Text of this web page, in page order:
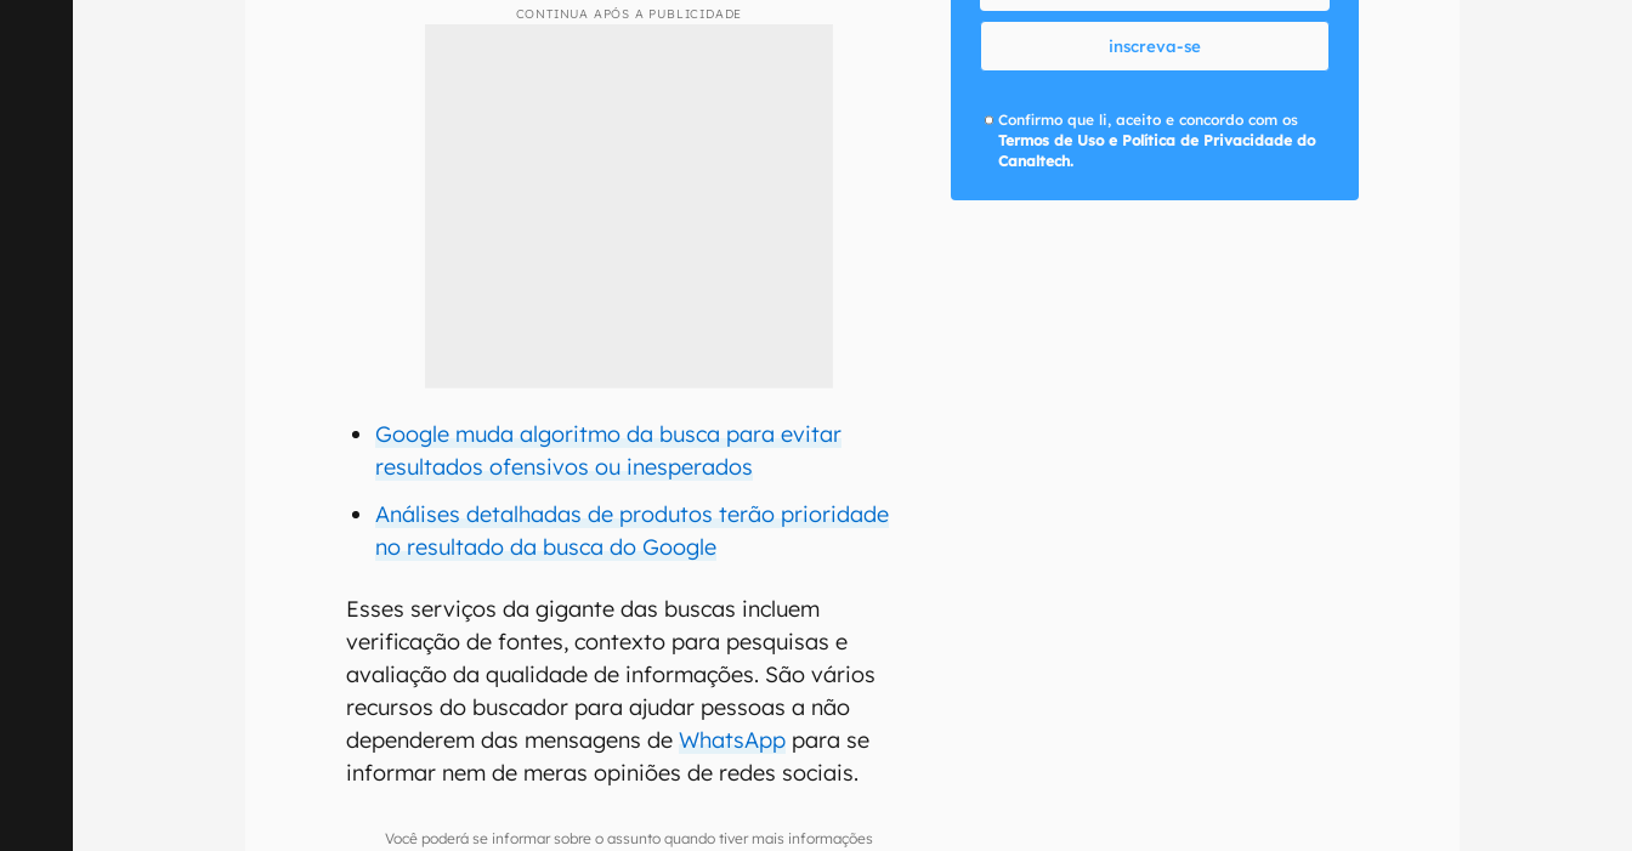
CONTINUA APÓS A PUBLICIDADE
Google muda algoritmo da busca para evitar
resultados ofensivos ou inesperados
Análises detalhadas de produtos terão prioridade
no resultado da busca do Google
Esses serviços da gigante das buscas incluem
verificação de fontes, contexto para pesquisas e
avaliação da qualidade de informações. São vários
recursos do buscador para ajudar pessoas a não
dependerem das mensagens deWhatsApp para se
informar nem de meras opiniões de redes sociais.
Você poderá se informar sobre o assunto quando tiver mais informações
inscreva-se
Confirmo que li, aceito e concordo com os
Termos de Uso e Política de Privacidade do
Canaltech.